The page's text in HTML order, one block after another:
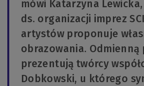
mówi Katarzyna
ds. organizacji imprez
artystów proponuje
obrazowania.
prezentują twórcy
Dobkowski, u którego